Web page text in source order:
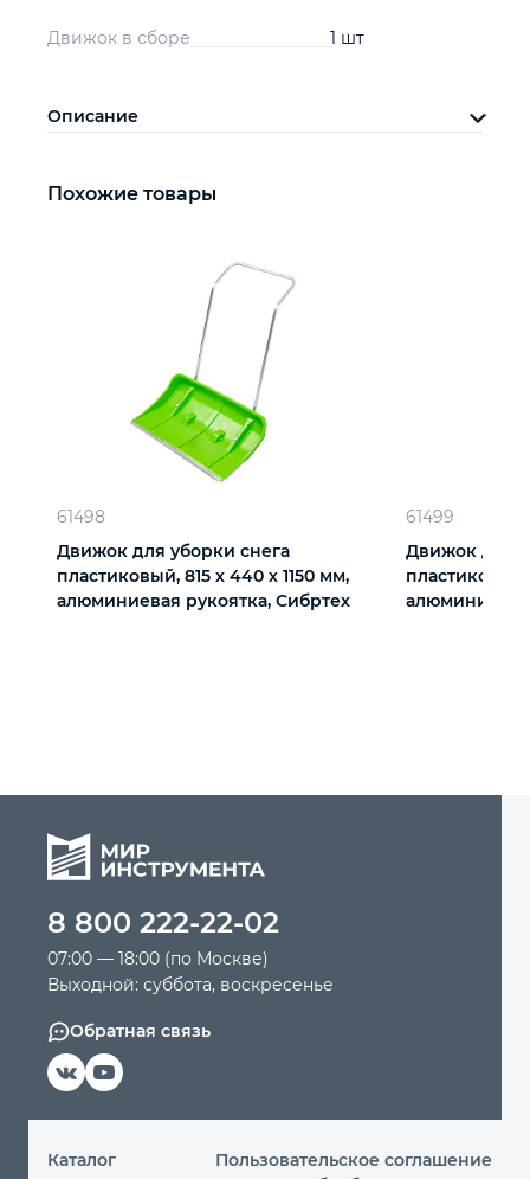
Движок в сборе 1 шт
Описание
Похожие товары
61498
Движок для уборки снега
пластиковый, 815 х 440 х 1150 мм,
алюминиевая рукоятка, Сибртех
61499
Движок для
пластиковый,
алюминиевая
8 800 222-22-02
07:00 — 18:00 (по Москве)
Выходной: суббота, воскресенье
Обратная связь
Каталог
Пользовательское соглашение